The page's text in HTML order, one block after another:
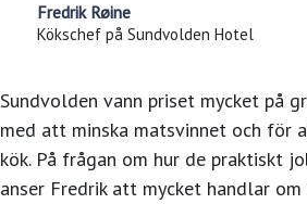
Fredrik Røine
Kökschef på Sundvolden Hotel
Sundvolden vann priset mycket på
med att minska matsvinnet och
kök. På frågan om hur de praktiskt
anser Fredrik att mycket handlar